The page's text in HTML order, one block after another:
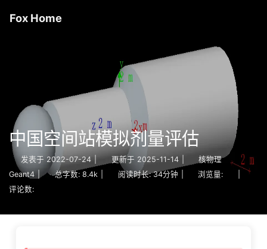
Fox Home
中国空间站模拟剂量评估
发表于 2022-07-24 | 更新于 2025-11-14
核物理
Geant4
总字数: 8.4k 阅读时长: 34分钟 浏览量:
评论数: